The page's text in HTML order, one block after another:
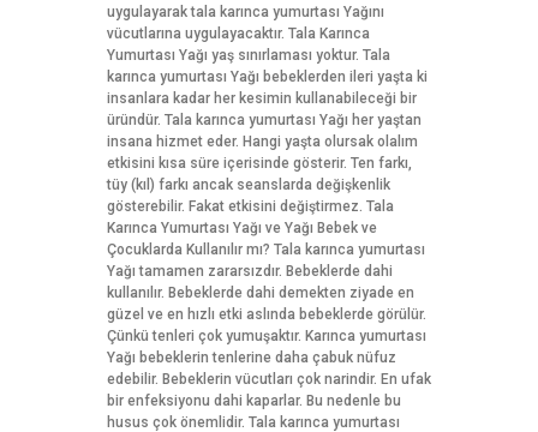
uygulayarak tala karınca yumurtası Yağını
vücutlarına uygulayacaktır. Tala Karınca
Yumurtası Yağı yaş sınırlaması yoktur. Tala
karınca yumurtası Yağı bebeklerden ileri yaşta ki
insanlara kadar her kesimin kullanabileceği bir
üründür. Tala karınca yumurtası Yağı her yaştan
insana hizmet eder. Hangi yaşta olursak olalım
etkisini kısa süre içerisinde gösterir. Ten farkı,
tüy (kıl) farkı ancak seanslarda değişkenlik
gösterebilir. Fakat etkisini değiştirmez. Tala
Karınca Yumurtası Yağı ve Yağı Bebek ve
Çocuklarda Kullanılır mı? Tala karınca yumurtası
Yağı tamamen zararsızdır. Bebeklerde dahi
kullanılır. Bebeklerde dahi demekten ziyade en
güzel ve en hızlı etki aslında bebeklerde görülür.
Çünkü tenleri çok yumuşaktır. Karınca yumurtası
Yağı bebeklerin tenlerine daha çabuk nüfuz
edebilir. Bebeklerin vücutları çok narindir. En ufak
bir enfeksiyonu dahi kaparlar. Bu nedenle bu
husus çok önemlidir. Tala karınca yumurtası